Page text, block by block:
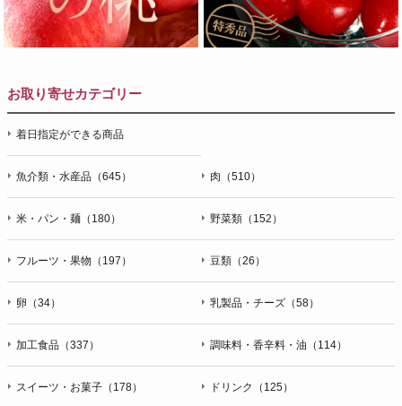
お取り寄せカテゴリー
着日指定ができる商品
魚介類・水産品（645） 肉（510）
米・パン・麺（180） 野菜類（152）
フルーツ・果物（197） 豆類（26）
卵（34） 乳製品・チーズ（58）
加工食品（337） 調味料・香辛料・油（114）
スイーツ・お菓子（178） ドリンク（125）